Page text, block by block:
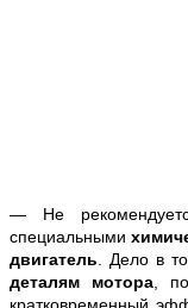
— Не
специальными
двигатель . Дело в
деталям мотора,